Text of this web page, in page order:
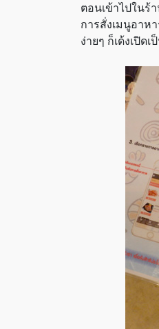
ตอนเข้าไปในร้
การสั่งเมนูอาหา
ง่ายๆ ก็เด้งเปิด